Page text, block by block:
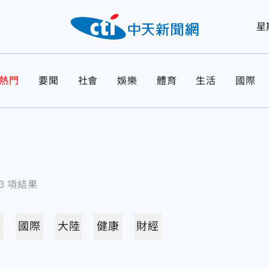
星
門 要聞 社會 娛樂 體育 生活 國際
項結果
國際 大陸 健康 財經